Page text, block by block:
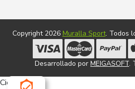
Copyright 2026 Muralla Sport. Todos
Desarrollado por MEIGASOFT.
Cierra